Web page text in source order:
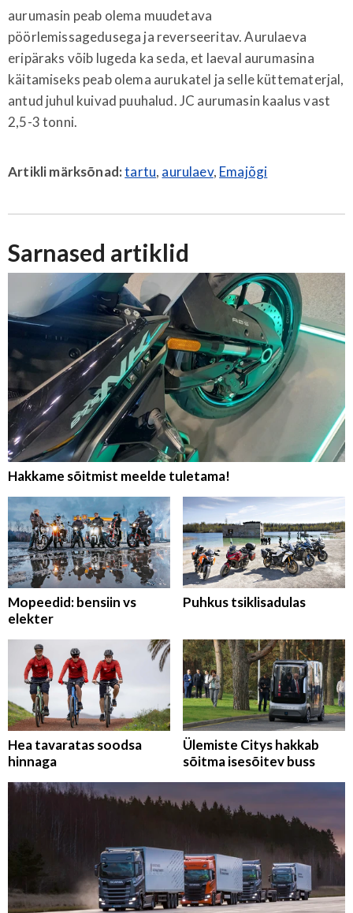
aurumasin peab olema muudetava
pöörlemissagedusega ja reverseeritav. Aurulaeva
eripäraks võib lugeda ka seda, et laeval aurumasina
käitamiseks peab olema aurukatel ja selle küttematerjal,
antud juhul kuivad puuhalud. JC aurumasin kaalus vast
2,5-3 tonni.
Artikli märksõnad:tartu, aurulaev, Emajõgi
Sarnased artiklid
Hakkame sõitmist meelde tuletama!
Mopeedid: bensiin vs
elekter
Puhkus tsiklisadulas
Hea tavaratas soodsa
hinnaga
Ülemiste Citys hakkab
sõitma isesõitev buss